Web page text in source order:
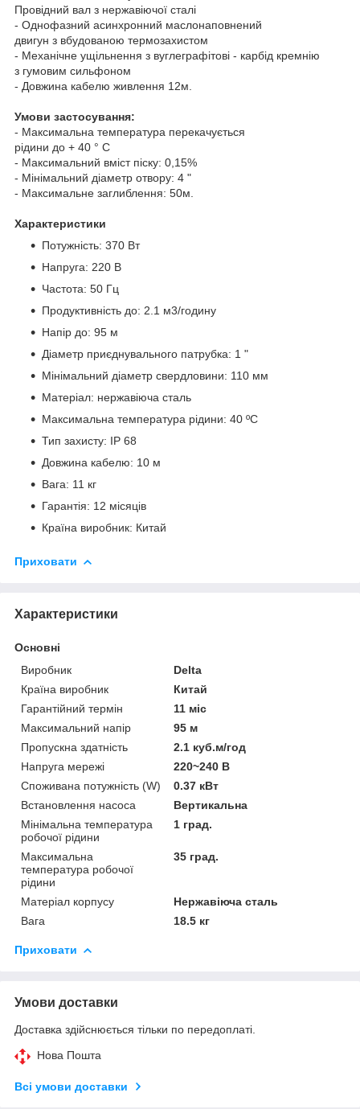
Провідний вал з нержавіючої сталі
- Однофазний асинхронний маслонаповнений
двигун з вбудованою термозахистом
- Механічне ущільнення з вуглеграфітові - карбід кремнію
з гумовим сильфоном
- Довжина кабелю живлення 12м.
Умови застосування:
- Максимальна температура перекачується
рідини до + 40 ° С
- Максимальний вміст піску: 0,15%
- Мінімальний діаметр отвору: 4 "
- Максимальне заглиблення: 50м.
Характеристики
Потужність: 370 Вт
Напруга: 220 В
Частота: 50 Гц
Продуктивність до: 2.1 м3/годину
Напір до: 95 м
Діаметр приєднувального патрубка: 1 "
Мінімальний діаметр свердловини: 110 мм
Матеріал: нержавіюча сталь
Максимальна температура рідини: 40 ºС
Тип захисту: IP 68
Довжина кабелю: 10 м
Вага: 11 кг
Гарантія: 12 місяців
Країна виробник: Китай
Приховати
Характеристики
Основні
Виробник
Delta
Країна виробник
Китай
Гарантійний термін
11 міс
Максимальний напір
95 м
Пропускна здатність
2.1 куб.м/год
Напруга мережі
220~240 В
Споживана потужність (W)
0.37 кВт
Встановлення насоса
Вертикальна
Мінімальна температура
робочої рідини
1 град.
Максимальна
температура робочої
рідини
35 град.
Матеріал корпусу
Нержавіюча сталь
Вага
18.5 кг
Приховати
Умови доставки
Доставка здійснюється тільки по передоплаті.
Нова Пошта
Всі умови доставки